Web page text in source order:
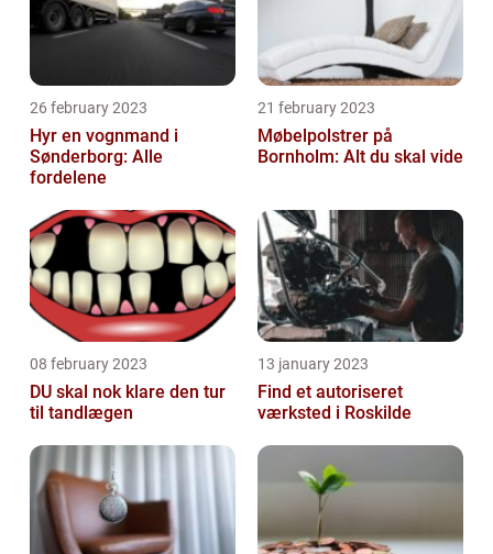
26 february 2023
Hyr en vognmand i
Sønderborg: Alle
fordelene
21 february 2023
Møbelpolstrer på
Bornholm: Alt du skal vide
08 february 2023
DU skal nok klare den tur
til tandlægen
13 january 2023
Find et autoriseret
værksted i Roskilde